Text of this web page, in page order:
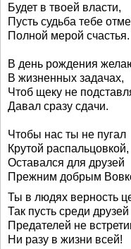
Будет в твоей власти,
Пусть судьба тебе
Полной мерой счастья.
В день рождения
В жизненных задачах,
Чтоб щеку не
Давал сразу сдачи.
Чтобы нас ты не пугал
Крутой распальцовкой,
Оставался для друзей
Прежним добрым
Ты в людях верность
Так пусть среди друзей
Предателей не
Ни разу в жизни всей!